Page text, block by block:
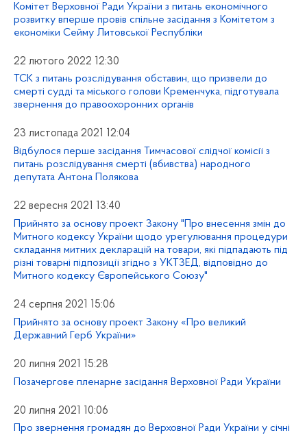
Комітет Верховної Ради України з питань економічного
розвитку вперше провів спільне засідання з Комітетом з
економіки Сейму Литовської Республіки
22 лютого 2022 12:30
ТСК з питань розслідування обставин, що призвели до
смерті судді та міського голови Кременчука, підготувала
звернення до правоохоронних органів
23 листопада 2021 12:04
Відбулося перше засідання Тимчасової слідчої комісії з
питань розслідування смерті (вбивства) народного
депутата Антона Полякова
22 вересня 2021 13:40
Прийнято за основу проект Закону "Про внесення змін до
Митного кодексу України щодо урегулювання процедури
складання митних декларацій на товари, які підпадають під
різні товарні підпозиції згідно з УКТЗЕД, відповідно до
Митного кодексу Європейського Союзу"
24 серпня 2021 15:06
Прийнято за основу проект Закону «Про великий
Державний Герб України»
20 липня 2021 15:28
Позачергове пленарне засідання Верховної Ради України
20 липня 2021 10:06
Про звернення громадян до Верховної Ради України у січні